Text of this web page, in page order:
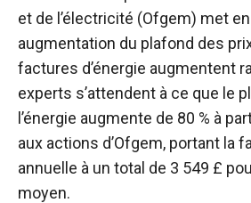
et de l’électricité (Ofgem) met
augmentation du plafond des
factures d’énergie augmentent
experts s’attendent à ce que le
l’énergie augmente de 80 % à
aux actions d’Ofgem, portant la
annuelle à un total de 3 549 £
moyen.